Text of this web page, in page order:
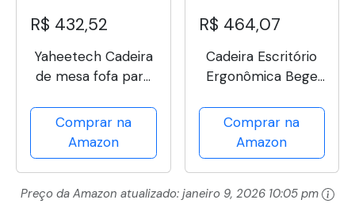
R$ 432,52
Yaheetech Cadeira
de mesa fofa para
de estudo sem
braço com suporte
lombar cadeira
giratória ajustável
em casa quarto
Comprar na
Amazon
R$ 464,07
Cadeira Escritório
Ergonômica Bege
Home Office
Executiva Giratória
C/Rodízios
Confortável Com
Encosto Costura
Comprar na
Amazon
Preço da Amazon atualizado: janeiro 9, 2026 10:05 pm